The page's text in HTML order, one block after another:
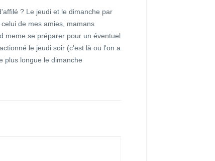
? Le jeudi et le dimanche par
de mes amies, mamans
meme se préparer pour un éventuel
le jeudi soir (c'est là ou l'on a
plus longue le dimanche